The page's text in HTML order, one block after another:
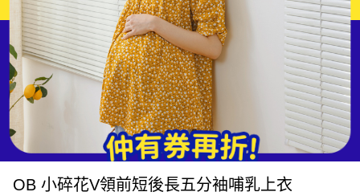
OB 小碎花V領前短後長五分袖哺乳上衣